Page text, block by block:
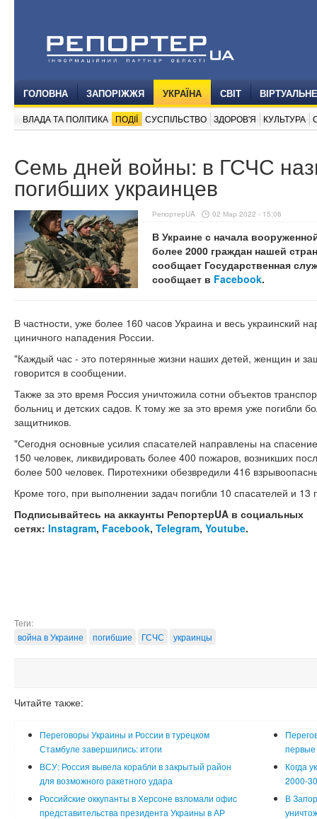
ГОЛОВНА ЗАПОРІЖЖЯ УКРАЇНА СВІТ
ВЛАДА ТА ПОЛІТИКА ПОДІЇ СУСПІЛЬСТВО ЗДОРОВ'Я КУЛЬТУРА
Семь дней войны: в ГСЧС
погибших украинцев
РепортерUA 02 Мар 2022 - 15:06
В Украине с начала
более 2000 граждан нашей
сообщает Государственная
сообщает в Facebook.
В частности, уже более 160 часов Украина и весь украинский
циничного нападения России.
"Каждый час - это потерянные жизни наших детей, женщин и
говорится в сообщении.
Также за это время Россия уничтожила сотни объектов
больниц и детских садов. К тому же за это время уже погибли
защитников.
"Сегодня основные усилия спасателей направлены на
150 человек, ликвидировать более 400 пожаров, возникших
более 500 человек. Пиротехники обезвредили 416
Кроме того, при выполнении задач погибли 10 спасателей и 13
Подписывайтесь на аккаунты РепортерUA в социальных
сетях: Instagram, Facebook, Telegram, Youtube.
Теги:
война в Украине
погибшие ГСЧС украинцы
Читайте также:
Переговоры Украины и России в турецком
Стамбуле завершились: итоги
первые
ВСУ: Россия вывела корабли в закрытый район
для возможного ракетного удара
Когда
2000-
Российские оккупанты в Херсоне взломали офис
представительства президента Украины в АР
В